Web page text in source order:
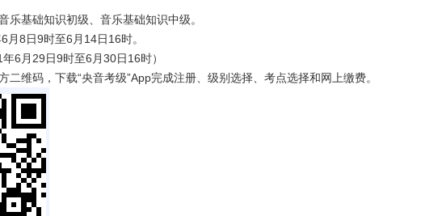
乐基础知识初级、音乐基础知识中级。
月8日9时至6月14日16时。
年6月29日9时至6月30日16时）
二维码，下载“央音考级”App完成注册、级别选择、考点选择和网上缴费。